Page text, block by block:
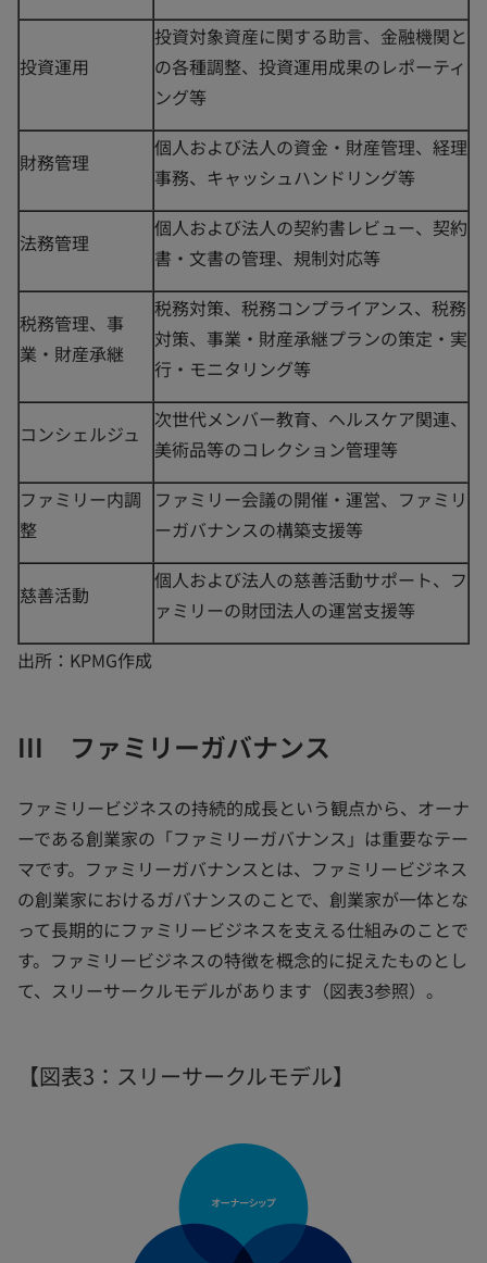
投資運用
投資対象資産に関する助言、金融機関と
の各種調整、投資運用成果のレポーティ
ング等
財務管理
個人および法人の資金・財産管理、経理
事務、キャッシュハンドリング等
法務管理
個人および法人の契約書レビュー、契約
書・文書の管理、規制対応等
税務管理、事
業・財産承継
税務対策、税務コンプライアンス、税務
対策、事業・財産承継プランの策定・実
行・モニタリング等
コンシェルジュ
次世代メンバー教育、ヘルスケア関連、
美術品等のコレクション管理等
ファミリー内調
整
ファミリー会議の開催・運営、ファミリ
ーガバナンスの構築支援等
慈善活動
個人および法人の慈善活動サポート、フ
ァミリーの財団法人の運営支援等
出所：KPMG作成
III ファミリーガバナンス
ファミリービジネスの持続的成長という観点から、オーナ
ーである創業家の「ファミリーガバナンス」は重要なテー
マです。ファミリーガバナンスとは、ファミリービジネス
の創業家におけるガバナンスのことで、創業家が一体とな
って長期的にファミリービジネスを支える仕組みのことで
す。ファミリービジネスの特徴を概念的に捉えたものとし
て、スリーサークルモデルがあります（図表3参照）。
【図表3：スリーサークルモデル】